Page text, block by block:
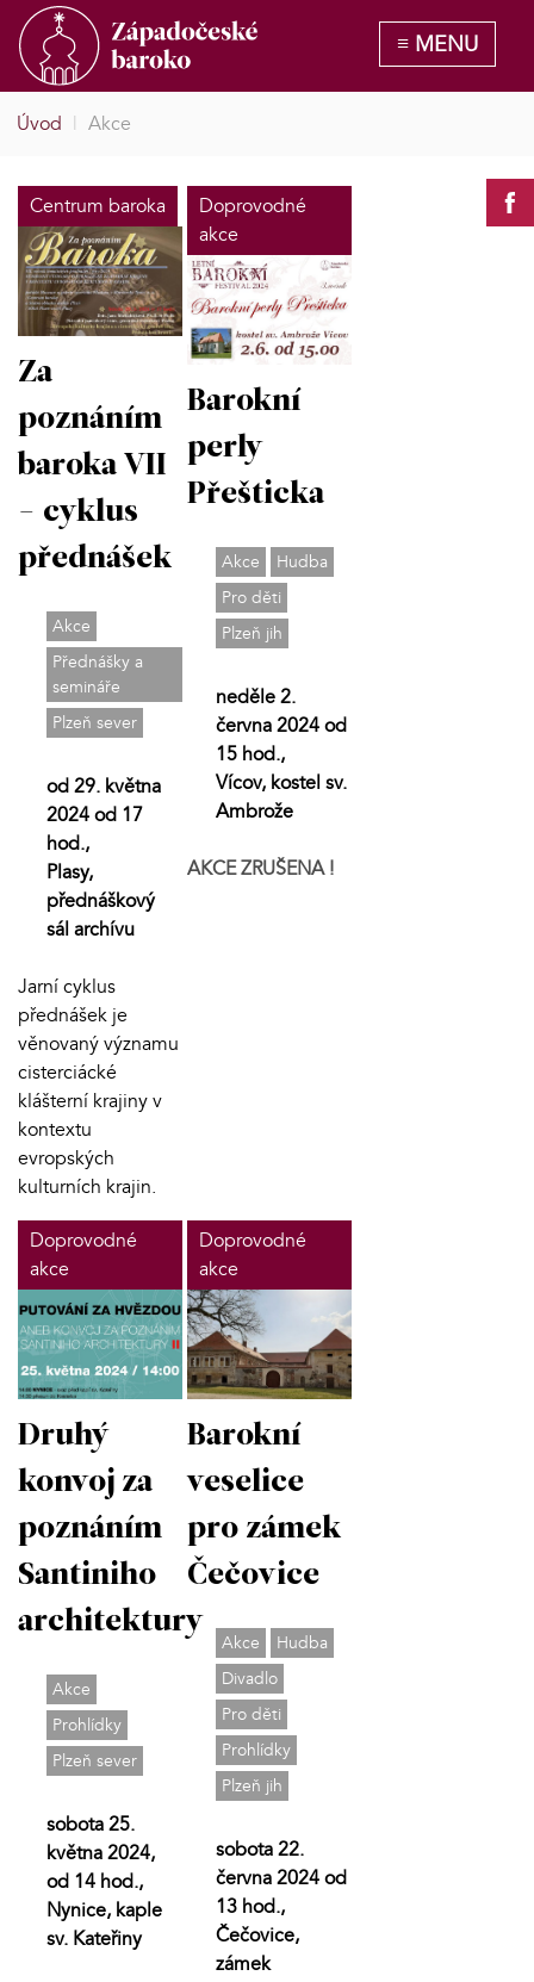
Úvod | Akce
Centrum baroka
Za
poznáním
baroka VII
- cyklus
přednášek
Akce
Přednášky a
semináře
Plzeň sever
od 29. května
2024 od 17
hod.,
Plasy,
přednáškový
sál archívu
Jarní cyklus
přednášek je
věnovaný významu
cisterciácké
klášterní krajiny v
kontextu
evropských
kulturních krajin.
Doprovodné
akce
Barokní
perly
Přešticka
Akce
Hudba
Pro děti
Plzeň jih
neděle 2.
června 2024 od
15 hod.,
Vícov, kostel sv.
Ambrože
AKCE ZRUŠENA !
Doprovodné
akce
Druhý
konvoj za
poznáním
Santiniho
architektury
Akce
Prohlídky
Plzeň sever
sobota 25.
května 2024,
od 14 hod.,
Nynice, kaple
sv. Kateřiny
Doprovodné
akce
Barokní
veselice
pro zámek
Čečovice
Akce
Hudba
Divadlo
Pro děti
Prohlídky
Plzeň jih
sobota 22.
června 2024 od
13 hod.,
Čečovice,
zámek